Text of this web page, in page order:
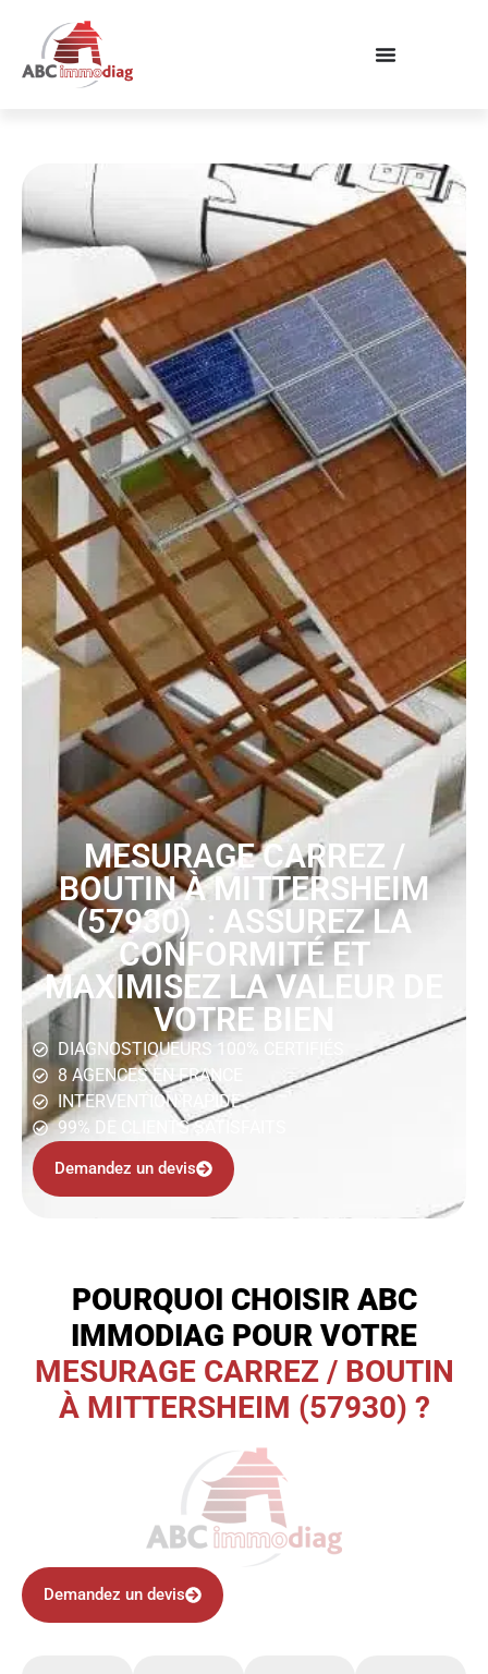
MESURAGE CARREZ /
BOUTIN À MITTERSHEIM
(57930) : ASSUREZ LA
CONFORMITÉ ET
MAXIMISEZ LA VALEUR DE
VOTRE BIEN
DIAGNOSTIQUEURS 100% CERTIFIÉS
8 AGENCES EN FRANCE
INTERVENTION RAPIDE
99% DE CLIENTS SATISFAITS
Demandez un devis
POURQUOI CHOISIR ABC
IMMODIAG POUR VOTRE
MESURAGE CARREZ / BOUTIN
À MITTERSHEIM (57930) ?
Demandez un devis